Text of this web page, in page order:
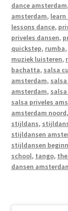
dance amsterdam,
amsterdam, learn
lessons dance,
priveles dansen,
quickstep, rumba,
muziek luisteren,
bachatta, salsa
amsterdam,
amsterdam,
salsa priveles
amsterdam noord,
stijldans,
stijldansen
stijldansen
school, tango,
dansen